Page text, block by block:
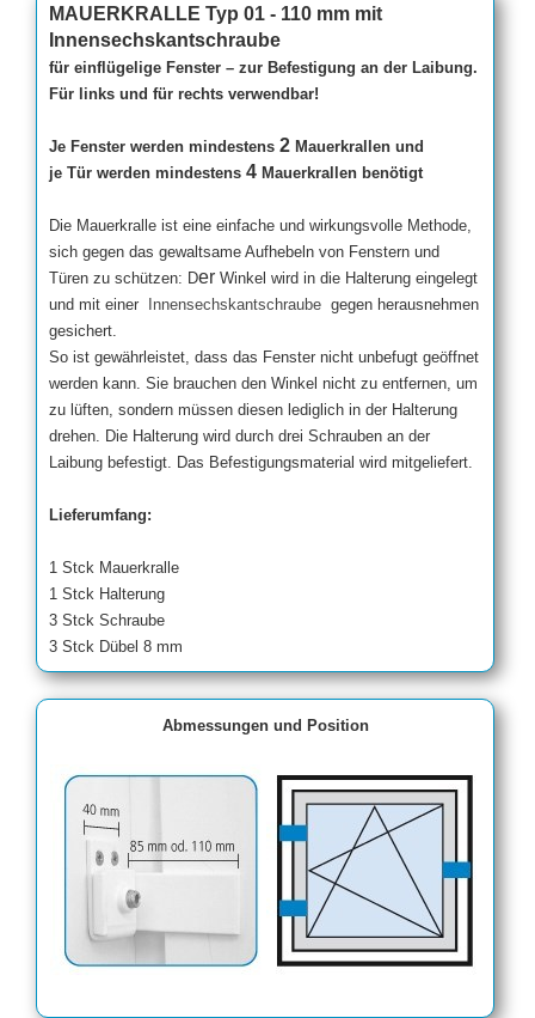
MAUERKRALLE Typ 01 - 110 mm mit
Innensechskantschraube
für einflügelige Fenster – zur Befestigung an der Laibung.
Für links und für rechts verwendbar!
Je Fenster werden mindestens 2 Mauerkrallen und
je Tür werden mindestens 4 Mauerkrallen benötigt
Die Mauerkralle ist eine einfache und wirkungsvolle Methode,
sich gegen das gewaltsame Aufhebeln von Fenstern und
Türen zu schützen: Der Winkel wird in die Halterung eingelegt
und mit einer
Innensechskantschraube gegen herausnehmen
gesichert.
So ist gewährleistet, dass das Fenster nicht unbefugt geöffnet
werden kann. Sie brauchen den Winkel nicht zu entfernen, um
zu lüften, sondern müssen diesen lediglich in der Halterung
drehen. Die Halterung wird durch drei Schrauben an der
Laibung befestigt. Das Befestigungsmaterial wird mitgeliefert.
Lieferumfang:
1 Stck Mauerkralle
1 Stck Halterung
3 Stck Schraube
3 Stck Dübel 8 mm
Abmessungen und Position